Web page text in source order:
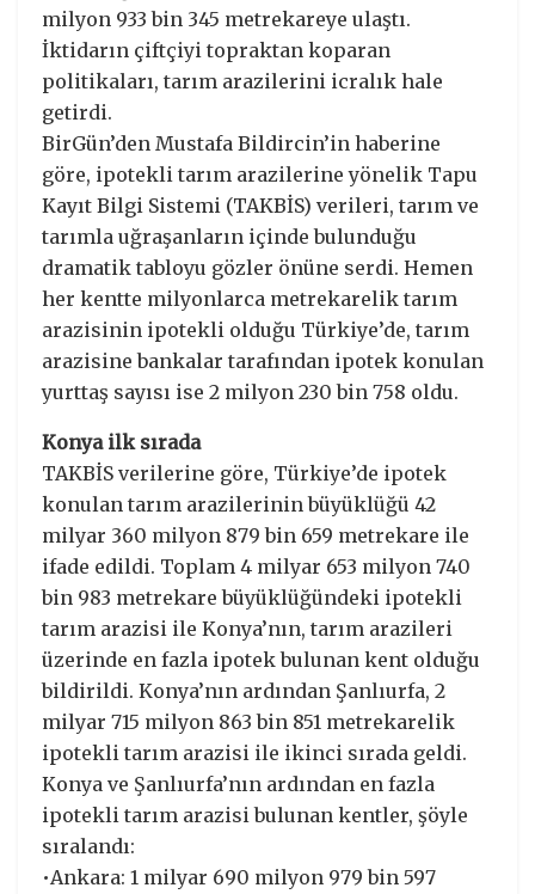
milyon 933 bin 345 metrekareye ulaştı.
İktidarın çiftçiyi topraktan koparan
politikaları, tarım arazilerini icralık hale
getirdi.
BirGün’den Mustafa Bildircin’in haberine
göre, ipotekli tarım arazilerine yönelik Tapu
Kayıt Bilgi Sistemi (TAKBİS) verileri, tarım ve
tarımla uğraşanların içinde bulunduğu
dramatik tabloyu gözler önüne serdi. Hemen
her kentte milyonlarca metrekarelik tarım
arazisinin ipotekli olduğu Türkiye’de, tarım
arazisine bankalar tarafından ipotek konulan
yurttaş sayısı ise 2 milyon 230 bin 758 oldu.
Konya ilk sırada
TAKBİS verilerine göre, Türkiye’de ipotek
konulan tarım arazilerinin büyüklüğü 42
milyar 360 milyon 879 bin 659 metrekare ile
ifade edildi. Toplam 4 milyar 653 milyon 740
bin 983 metrekare büyüklüğündeki ipotekli
tarım arazisi ile Konya’nın, tarım arazileri
üzerinde en fazla ipotek bulunan kent olduğu
bildirildi. Konya’nın ardından Şanlıurfa, 2
milyar 715 milyon 863 bin 851 metrekarelik
ipotekli tarım arazisi ile ikinci sırada geldi.
Konya ve Şanlıurfa’nın ardından en fazla
ipotekli tarım arazisi bulunan kentler, şöyle
sıralandı:
•Ankara: 1 milyar 690 milyon 979 bin 597